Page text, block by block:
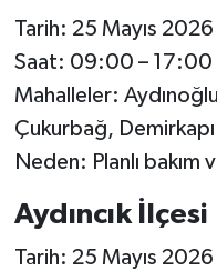
Tarih: 25 Mayıs 2026
Saat: 09:00 – 17:00
Mahalleler:
Çukurbağ, Demirkapı
Neden: Planlı bakım
Aydıncık İlçesi
Tarih: 25 Mayıs 2026